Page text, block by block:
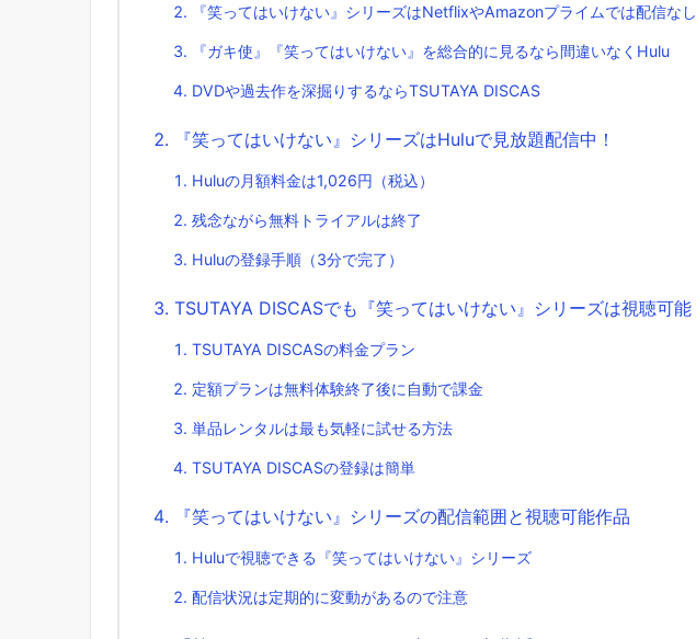
『笑ってはいけない』シリーズはNetflixやAmazonプライムでは配信なし
『ガキ使』『笑ってはいけない』を総合的に見るなら間違いなくHulu
DVDや過去作を深掘りするならTSUTAYA DISCAS
『笑ってはいけない』シリーズはHuluで見放題配信中！
Huluの月額料金は1,026円（税込）
残念ながら無料トライアルは終了
Huluの登録手順（3分で完了）
TSUTAYA DISCASでも『笑ってはいけない』シリーズは視聴可能
TSUTAYA DISCASの料金プラン
定額プランは無料体験終了後に自動で課金
単品レンタルは最も気軽に試せる方法
TSUTAYA DISCASの登録は簡単
『笑ってはいけない』シリーズの配信範囲と視聴可能作品
Huluで視聴できる『笑ってはいけない』シリーズ
配信状況は定期的に変動があるので注意